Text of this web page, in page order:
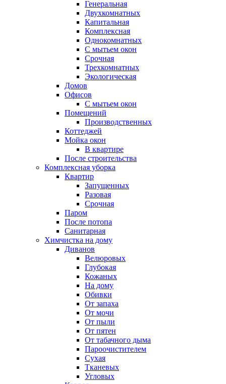
Генеральная
Двухкомнатных
Капитальная
Комплексная
Однокомнатных
С мытьем окон
Срочная
Трехкомнатных
Экологическая
Домов
Офисов
С мытьем окон
Помещений
Производственных
Коттеджей
Мойка окон
В квартире
После строительства
Комплексная уборка
Квартир
Запущенных
Разовая
Срочная
Паром
После потопа
Санитарная
Химчистка на дому
Диванов
Велюровых
Глубокая
Кожаных
На дому
Обивки
От запаха
От мочи
От пыли
От пятен
От табачного дыма
Пароочистителем
Сухая
Тканевых
Угловых